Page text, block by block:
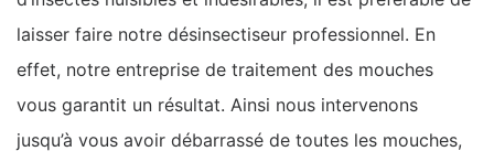
laisser faire notre désinsectiseur professionnel. En
effet, notre entreprise de traitement des mouches
vous garantit un résultat. Ainsi nous intervenons
jusqu’à vous avoir débarrassé de toutes les mouches,